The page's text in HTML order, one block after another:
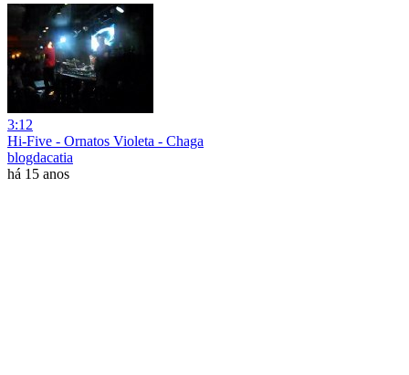
3:12
Hi-Five - Ornatos Violeta - Chaga
blogdacatia
há 15 anos